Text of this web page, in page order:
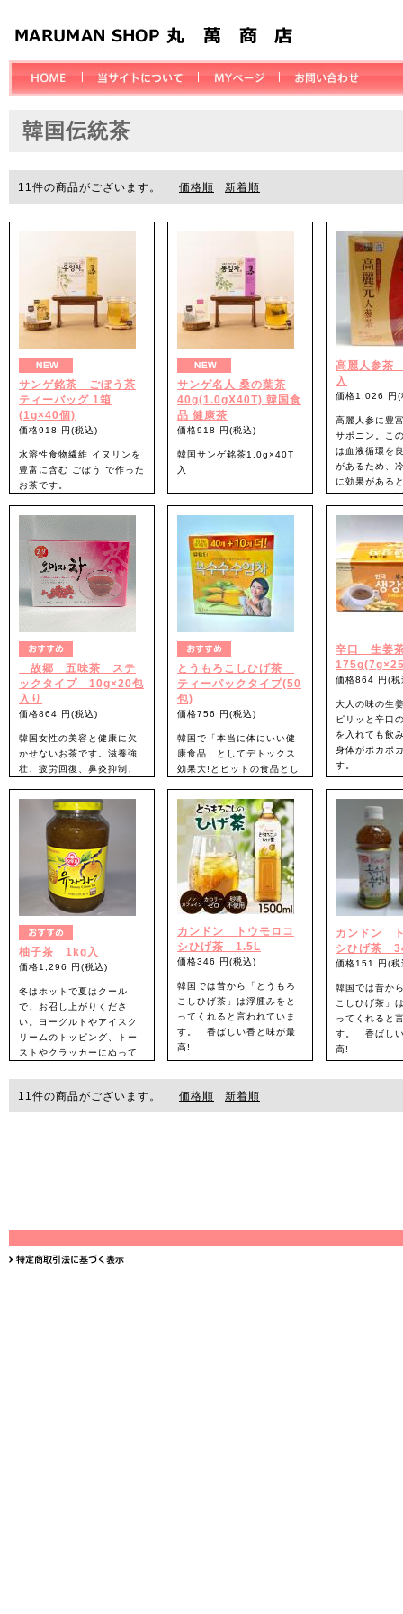
韓国伝統茶
11 件の商品がございます。 価格順 新着順
サンゲ銘茶 ごぼう茶
ティーバッグ 1箱
(1g×40個)
価格918 円(税込)
水溶性食物繊維 イヌリンを
豊富に含む ごぼう で作った
お茶です。
ばしく飲みやすいので、毎
日の水分摂取にオススメ!
サンゲ名人 桑の葉茶
40g(1.0gX40T) 韓国食
品 健康茶
価格918 円(税込)
韓国サンゲ銘茶1.0g×40T
入
桑の葉茶は神仙葉茶と呼ば
れる神仙たちが
好んで飲んでいたことで知
られるお茶です。
か弱い芽の山桑の葉を採取
して作って
自然のさわやかさが込めら
高麗人参
入
価格1,026 円(
高麗人参に豊
サポニン。こ
は血液循環を
があるため、
に効果がある
す。また、代
にも最適です
サポニンには
整する働きも
ので、更年期
いる方にもお
故郷 五味茶 ステ
ックタイプ 10g×20包
入り
価格864 円(税込)
韓国女性の美容と健康に欠
かせないお茶です。滋養強
壮、疲労回復、鼻炎抑制、
れています。五味とは甘
味、酸味、苦味、辛味、塩
味のことです。手軽に楽し
める粉末スティックタイ
とうもろこしひげ茶
ティーパックタイプ(50
包)
価格756 円(税込)
韓国で「本当に体にいい健
康食品」としてデトックス
効果大!とヒットの食品とし
げ茶!韓国から世界で初めて
開発された「とうもろこし
ひげ茶」です。ティーパッ
クタイプなので手軽!
辛口 生姜
価格864 円(税
大人の味の生
ピリッと辛口
を入れても飲
身体がポカポ
す。
柚子茶 1kg入
価格1,296 円(税込)
冬はホットで夏はクール
で、お召し上がりくださ
い。ヨーグルトやアイスク
リームのトッピング、トー
ストやクラッカーにぬって
カンドン トウモロコ
シひげ茶 1.5L
価格346 円(税込)
韓国では昔から「とうもろ
こしひげ茶」は浮腫みをと
ってくれると言われていま
す。 香ばしい香と味が最
高!
カンドン
シひげ茶
価格151 円(税
韓国では昔か
こしひげ茶」
ってくれると
す。 香ばし
高!
11 件の商品がございます。 価格順 新着順